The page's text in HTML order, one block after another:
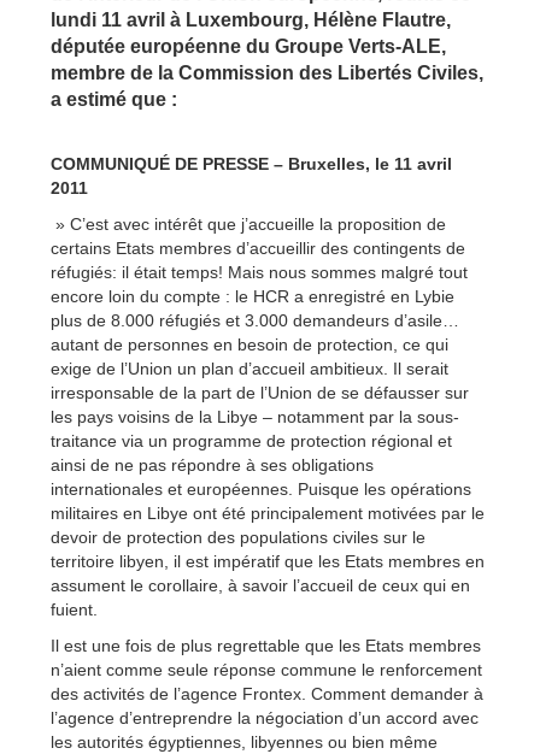
lundi 11 avril à Luxembourg, Hélène Flautre,
députée européenne du Groupe Verts-ALE,
membre de la Commission des Libertés Civiles,
a estimé que :
COMMUNIQUÉ DE PRESSE – Bruxelles, le 11 avril
2011
» C’est avec intérêt que j’accueille la proposition de
certains Etats membres d’accueillir des contingents de
réfugiés: il était temps! Mais nous sommes malgré tout
encore loin du compte : le HCR a enregistré en Lybie
plus de 8.000 réfugiés et 3.000 demandeurs d’asile…
autant de personnes en besoin de protection, ce qui
exige de l’Union un plan d’accueil ambitieux. Il serait
irresponsable de la part de l’Union de se défausser sur
les pays voisins de la Libye – notamment par la sous-
traitance via un programme de protection régional et
ainsi de ne pas répondre à ses obligations
internationales et européennes. Puisque les opérations
militaires en Libye ont été principalement motivées par le
devoir de protection des populations civiles sur le
territoire libyen, il est impératif que les Etats membres en
assument le corollaire, à savoir l’accueil de ceux qui en
fuient.
Il est une fois de plus regrettable que les Etats membres
n’aient comme seule réponse commune le renforcement
des activités de l’agence Frontex. Comment demander à
l’agence d’entreprendre la négociation d’un accord avec
les autorités égyptiennes, libyennes ou bien même